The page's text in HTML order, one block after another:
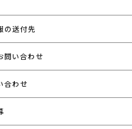
の送付先
問い合わせ
合わせ